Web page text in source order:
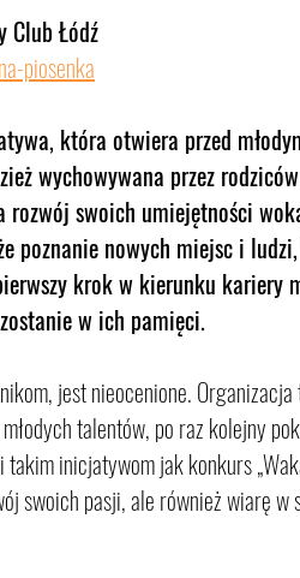
Club Łódź
piosenka
która otwiera przed
wychowywana przez
rozwój swoich umiejętności
poznanie nowych miejsc i
krok w kierunku kariery
w ich pamięci.
jest nieocenione. Organizacja
talentów, po raz kolejny
takim inicjatywom jak konkurs
swoich pasji, ale również wiarę w